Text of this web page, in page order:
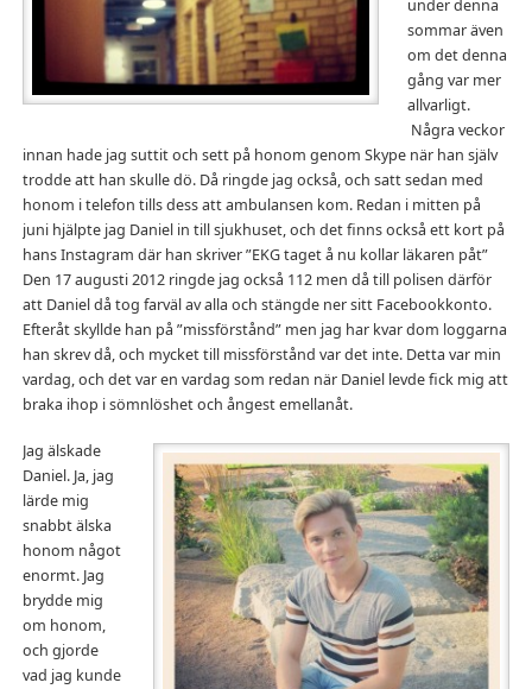
under denna
sommar även
om det denna
gång var mer
allvarligt.
Några veckor
innan hade jag suttit och sett på honom genom Skype när han själv
trodde att han skulle dö. Då ringde jag också, och satt sedan med
honom i telefon tills dess att ambulansen kom. Redan i mitten på
juni hjälpte jag Daniel in till sjukhuset, och det finns också ett kort på
hans Instagram där han skriver ”EKG taget å nu kollar läkaren påt”
Den 17 augusti 2012 ringde jag också 112 men då till polisen därför
att Daniel då tog farväl av alla och stängde ner sitt Facebookkonto.
Efteråt skyllde han på ”missförstånd” men jag har kvar dom loggarna
han skrev då, och mycket till missförstånd var det inte. Detta var min
vardag, och det var en vardag som redan när Daniel levde fick mig att
braka ihop i sömnlöshet och ångest emellanåt.
Jag älskade
Daniel. Ja, jag
lärde mig
snabbt älska
honom något
enormt. Jag
brydde mig
om honom,
och gjorde
vad jag kunde